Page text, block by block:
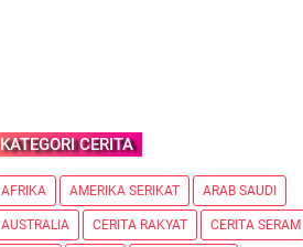
KATEGORI CERITA
AFRIKA AMERIKA SERIKAT ARAB SAUDI
AUSTRALIA CERITA RAKYAT CERITA SERAM